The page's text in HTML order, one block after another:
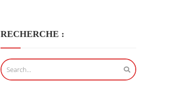
RECHERCHE :